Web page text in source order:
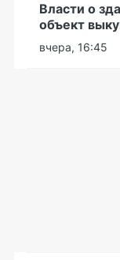
Власти о
объект
вчера, 16:45